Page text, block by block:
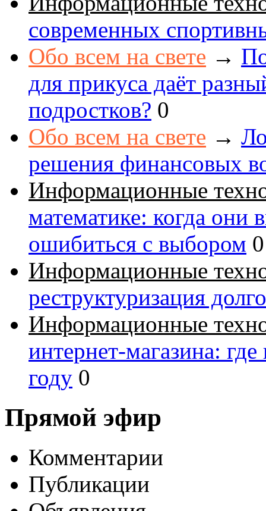
современных
Обо всем на свете →
для прикуса даёт
подростков? 0
Обо всем на свете →
решения финансовых
Информационные
математике: когда они
ошибиться с выбором 0
Информационные
реструктуризация
Информационные
интернет-магазина:
году 0
Прямой эфир
Комментарии
Публикации